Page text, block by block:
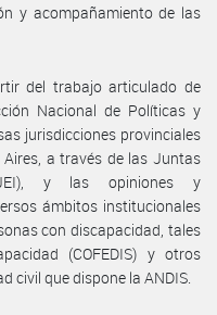
y acompañamiento de las
del trabajo articulado de
Nacional de Políticas y
jurisdicciones provinciales
a través de las Juntas
(JEI), y las opiniones y
ámbitos institucionales
con discapacidad, tales
(COFEDIS) y otros
civil que dispone la ANDIS.